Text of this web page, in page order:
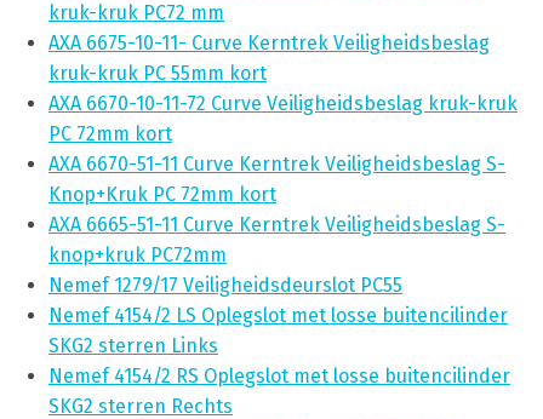
kruk-kruk PC72 mm
AXA 6675-10-11- Curve Kerntrek Veiligheidsbeslag
kruk-kruk PC 55mm kort
AXA 6670-10-11-72 Curve Veiligheidsbeslag kruk-kruk
PC 72mm kort
AXA 6670-51-11 Curve Kerntrek Veiligheidsbeslag S-
Knop+Kruk PC 72mm kort
AXA 6665-51-11 Curve Kerntrek Veiligheidsbeslag S-
knop+kruk PC72mm
Nemef 1279/17 Veiligheidsdeurslot PC55
Nemef 4154/2 LS Oplegslot met losse buitencilinder
SKG2 sterren Links
Nemef 4154/2 RS Oplegslot met losse buitencilinder
SKG2 sterren Rechts